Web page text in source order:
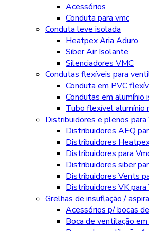
Acessórios
Conduta para vmc
Conduta leve isolada
Heatpex Aria Aduro
Siber Air Isolante
Silenciadores VMC
Condutas flexíveis para
Conduta em PVC
Condutas em alumínio
Tubo flexível alumínio
Distribuidores e plenos para
Distribuidores AEQ
Distribuidores
Distribuidores para
Distribuidores siber
Distribuidores Vents
Distribuidores VK para
Grelhas de insuflação /
Acessórios p/ bocas
Boca de ventilação